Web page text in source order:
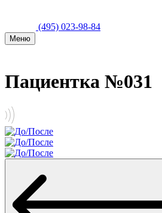
(495) 023-98-84
Меню
Пациентка №031